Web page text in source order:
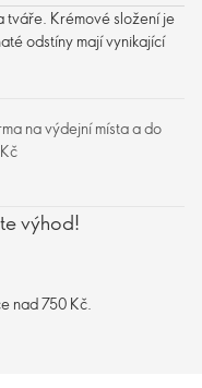
tváře. Krémové složení je
odstíny mají vynikající
na výdejní místa a do
výhod!
nad 750 Kč.